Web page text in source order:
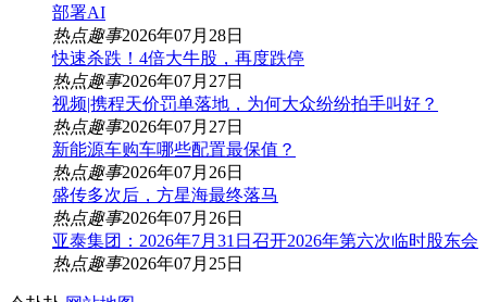
部署AI
热点趣事2026年07月28日
快速杀跌！4倍大牛股，再度跌停
热点趣事2026年07月27日
视频|携程天价罚单落地，为何大众纷纷拍手叫好？
热点趣事2026年07月27日
新能源车购车哪些配置最保值？
热点趣事2026年07月26日
盛传多次后，方星海最终落马
热点趣事2026年07月26日
亚泰集团：2026年7月31日召开2026年第六次临时股东会
热点趣事2026年07月25日